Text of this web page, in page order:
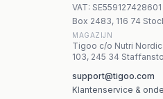
KIKI Health -
VAT: SE559127428601
Box 2483, 116 74
MAGAZIJN
Tigoo c/o Nutri
103, 245 34
support@tigoo.com
Klantenservice &